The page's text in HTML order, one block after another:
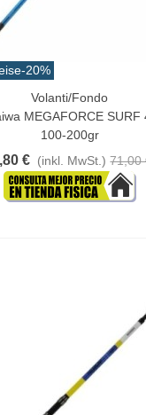
-20%
Volanti/Fondo
MEGAFORCE SURF
100-200gr
€ (inkl. MwSt.) 71,00